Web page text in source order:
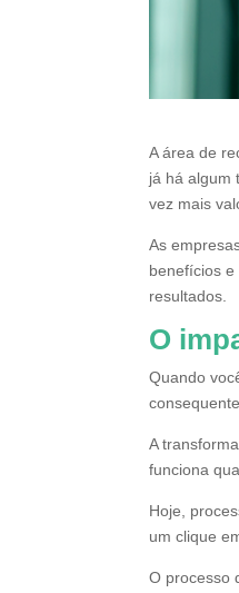
A área de
já há algum
vez mais
As
benefícios
resultados.
O
Quando
A
funciona
Hoje,
um clique
O processo